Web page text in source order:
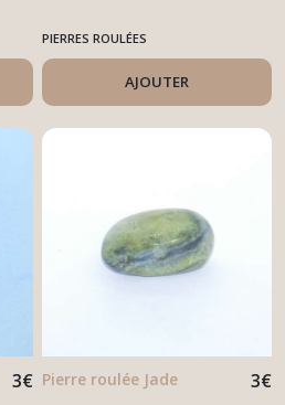
PIERRES ROULÉES
AJOUTER
3€ Pierre roulée Jade 3€